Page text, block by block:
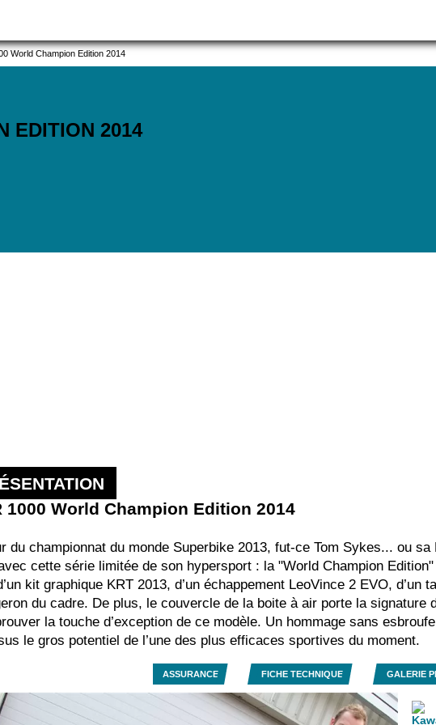
World Champion Edition 2014
EDITION 2014
1000 World Champion Edition 2014
du championnat du monde Superbike 2013, fut-ce Tom Sykes... ou
cette série limitée de son hypersport : la "World Champion
kit graphique KRT 2013, d’un échappement LeoVince 2 EVO,
du cadre. De plus, le couvercle de la boite à air porte la signature
la touche d’exception de ce modèle. Un hommage sans
le gros potentiel de l’une des plus efficaces sportives du moment.
ASSURANCE FICHE TECHNIQUE GALERIE